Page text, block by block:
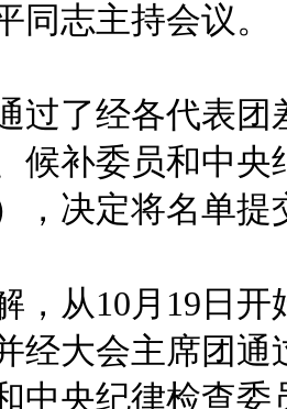
志主持会议。
了经各代表团
候补委员和中
，决定将名单提
从10月19日开
经大会主席团
中央纪律检查